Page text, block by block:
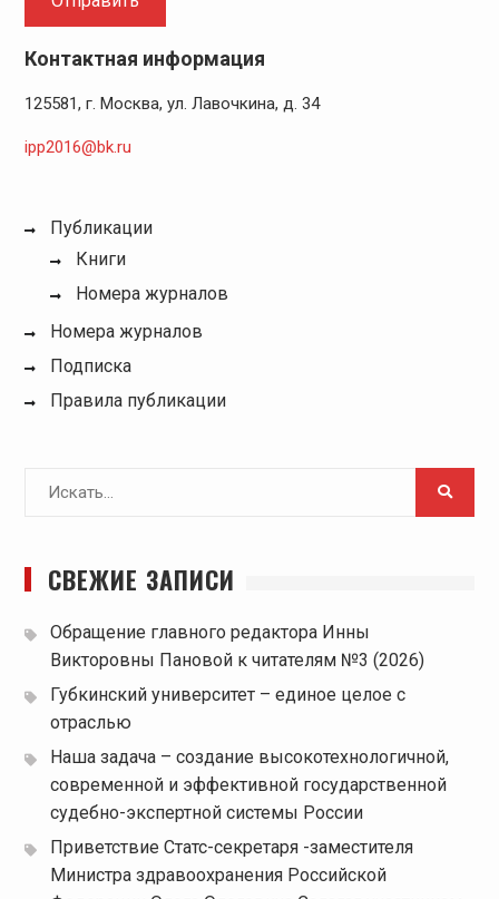
Контактная информация
125581, г. Москва, ул. Лавочкина, д. 34
ipp2016@bk.ru
Публикации
Книги
Номера журналов
Номера журналов
Подписка
Правила публикации
Поиск
СВЕЖИЕ ЗАПИСИ
Обращение главного редактора Инны
Викторовны Пановой к читателям №3 (2026)
Губкинский университет – единое целое с
отраслью
Наша задача – создание высокотехнологичной,
современной и эффективной государственной
судебно-экспертной системы России
Приветствие Статс-секретаря -заместителя
Министра здравоохранения Российской